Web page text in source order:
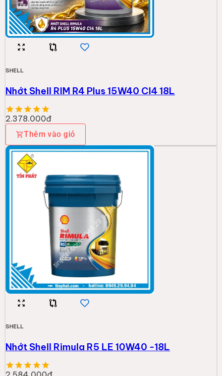
SHELL
Nhớt Shell Rimula R5 LE 10W40 -18L
2.584.000đ
Thêm vào giỏ